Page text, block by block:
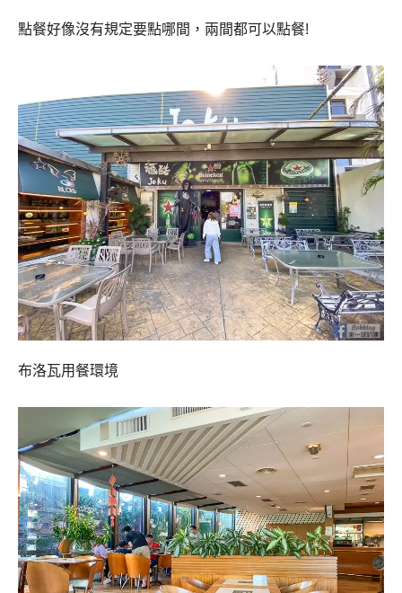
點餐好像沒有規定要點哪間，兩間都可以點餐!
布洛瓦用餐環境